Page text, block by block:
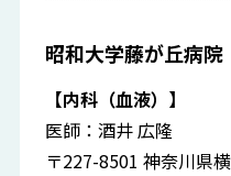
昭和大学藤が丘病院
【内科（血液）】
医師：酒井 広隆
〒227-8501 神奈川県